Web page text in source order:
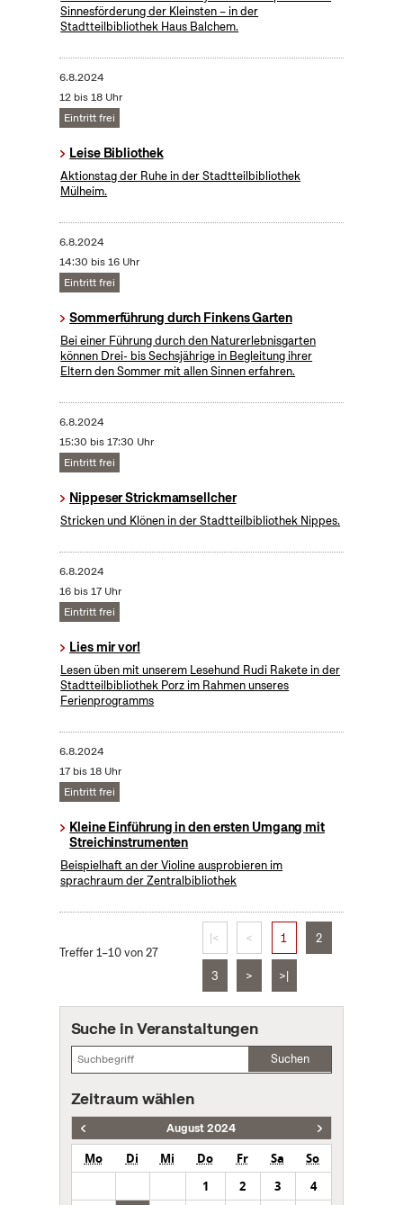
Sinnesförderung der Kleinsten – in der
Stadtteilbibliothek Haus Balchem.
6.8.2024
12 bis 18 Uhr
Eintritt frei
Leise Bibliothek
Aktionstag der Ruhe in der Stadtteilbibliothek
Mülheim.
6.8.2024
14:30 bis 16 Uhr
Eintritt frei
Sommerführung durch Finkens Garten
Bei einer Führung durch den Naturerlebnisgarten
können Drei- bis Sechsjährige in Begleitung ihrer
Eltern den Sommer mit allen Sinnen erfahren.
6.8.2024
15:30 bis 17:30 Uhr
Eintritt frei
Nippeser Strickmamsellcher
Stricken und Klönen in der Stadtteilbibliothek Nippes.
6.8.2024
16 bis 17 Uhr
Eintritt frei
Lies mir vor!
Lesen üben mit unserem Lesehund Rudi Rakete in der
Stadtteilbibliothek Porz im Rahmen unseres
Ferienprogramms
6.8.2024
17 bis 18 Uhr
Eintritt frei
Kleine Einführung in den ersten Umgang mit
Streichinstrumenten
Beispielhaft an der Violine ausprobieren im
sprachraum der Zentralbibliothek
Treffer 1–10 von 27
|< < 1 2
3 > >|
Suche in Veranstaltungen
Suchen
Zeitraum wählen
August 2024
Mo Di Mi Do Fr Sa
So
1
2 3
4